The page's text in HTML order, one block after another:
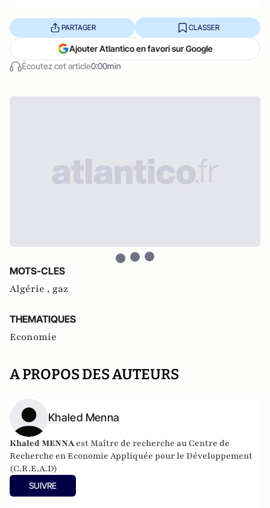
Écoutez cet article0:00min
PARTAGER CLASSER
Ajouter Atlantico en favori sur Google
MOTS-CLES
Algérie , gaz
THEMATIQUES
Economie
A PROPOS DES AUTEURS
Khaled Menna
Khaled MENNAest Maître de recherche au Centre de
Recherche en Economie Appliquée pour le Développement
(C.R.E.A.D)
SUIVRE